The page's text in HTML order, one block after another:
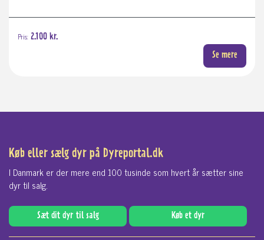
Pris: 2.100 kr.
Se mere
Køb eller sælg dyr på Dyreportal.dk
I Danmark er der mere end 100 tusinde som hvert år sætter sine
dyr til salg.
Sæt dit dyr til salg Køb et dyr